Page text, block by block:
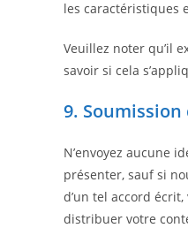
les caractéristiques
Veuillez noter qu’il
savoir si cela
9. Soumission
N’envoyez aucune
présenter, sauf si
d’un tel accord
distribuer votre